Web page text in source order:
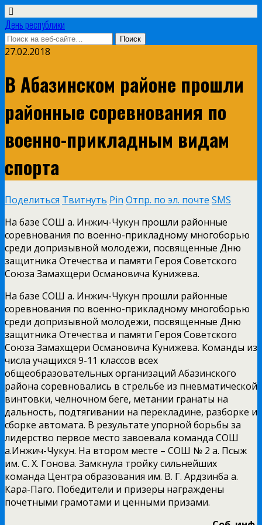
День республики
27.02.2018
В Абазинском районе прошли
районные соревнования по
военно-прикладным видам
спорта
Поделиться Твитнуть Pin Отпр. по эл. почте SMS
На базе СОШ а. Инжич-Чукун прошли районные
соревнования по военно-прикладному многоборью
среди допризывной молодежи, посвященные Дню
защитника Отечества и памяти Героя Советского
Союза Замахщери Османовича Кунижева.
На базе СОШ а. Инжич-Чукун прошли районные
соревнования по военно-прикладному многоборью
среди допризывной молодежи, посвященные Дню
защитника Отечества и памяти Героя Советского
Союза Замахщери Османовича Кунижева. Команды из
числа учащихся 9-11 классов всех
общеобразовательных организаций Абазинского
района соревновались в стрельбе из пневматической
винтовки, челночном беге, метании гранаты на
дальность, подтягивании на перекладине, разборке и
сборке автомата. В результате упорной борьбы за
лидерство первое место завоевала команда СОШ
а.Инжич-Чукун. На втором месте – СОШ № 2 а. Псыж
им. С. Х. Гонова. Замкнула тройку сильнейших
команда Центра образования им. В. Г. Ардзинба а.
Кара-Паго. Победители и призеры награждены
почетными грамотами и ценными призами.